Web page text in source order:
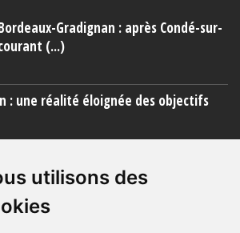
utilisons des
Gradignan : après Condé-sur-
(...)
: une réalité éloignée des objectifs
une porcherie totale »